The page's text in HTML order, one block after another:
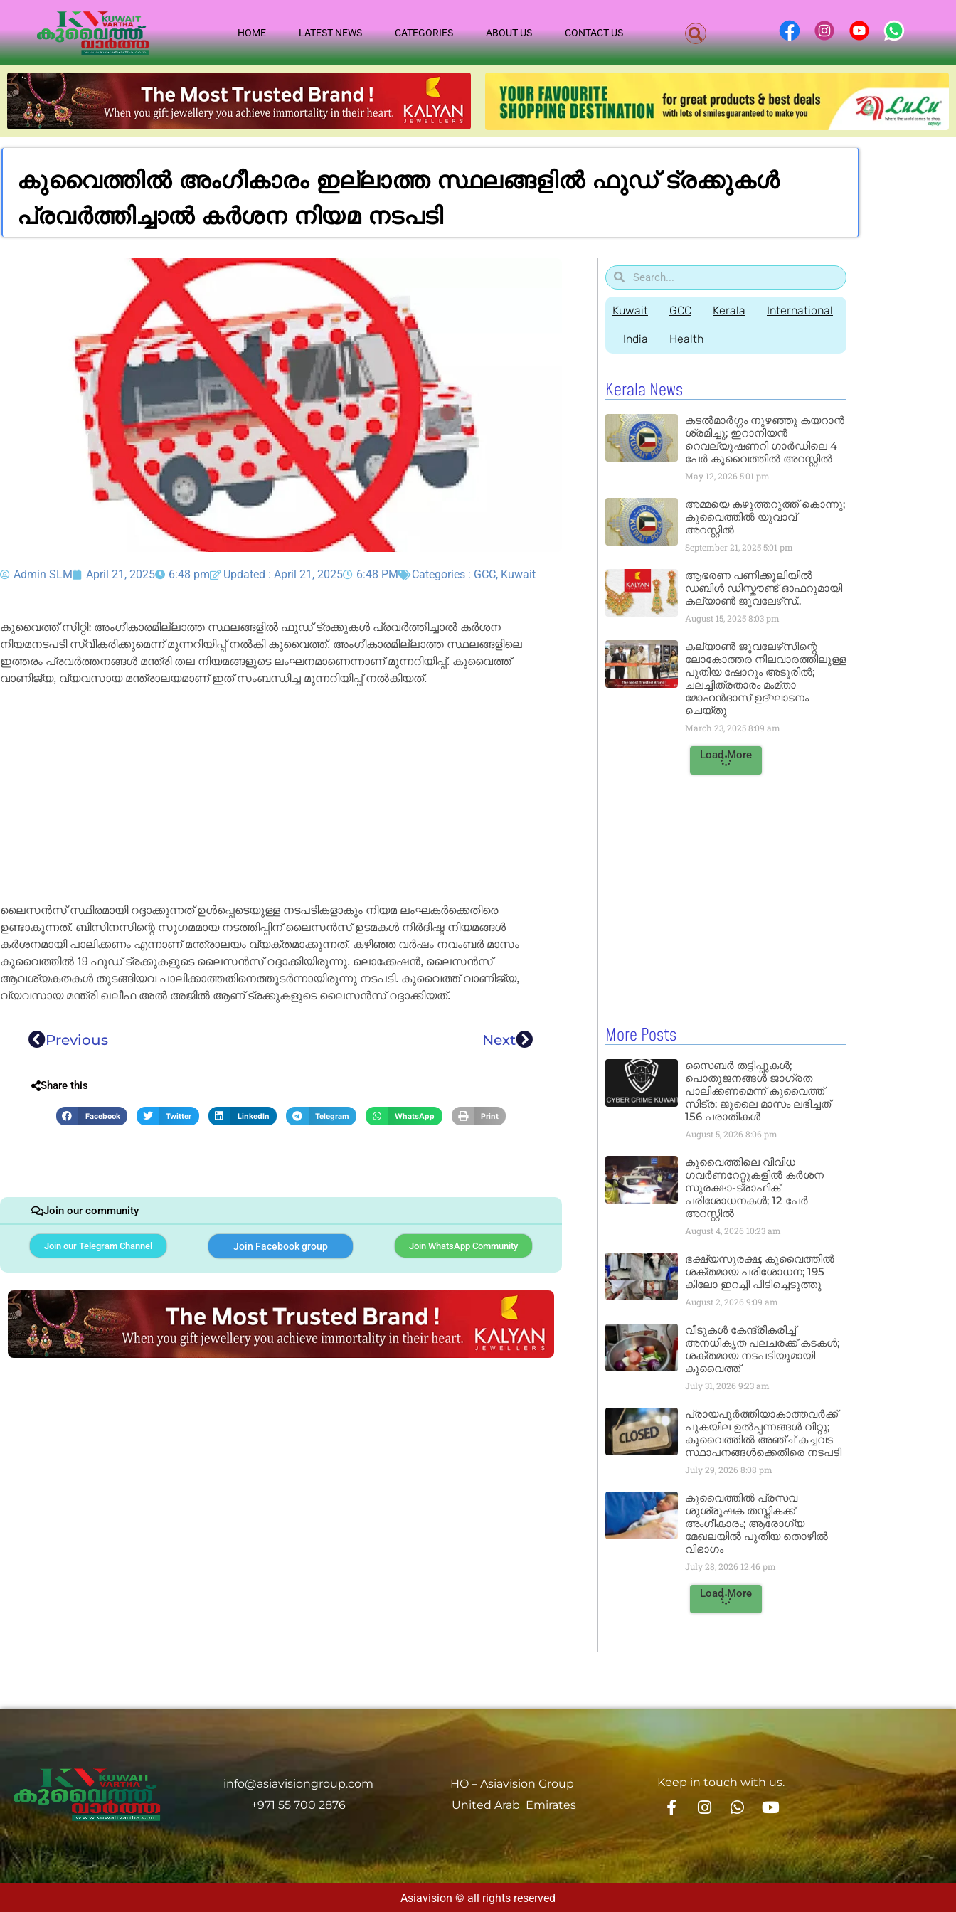
HOME LATEST NEWS CATEGORIES ABOUT US CONTACT US
കുവൈത്തിൽ അംഗീകാരം ഇല്ലാത്ത സ്ഥലങ്ങളിൽ ഫുഡ് ട്രക്കുകൾ
പ്രവർത്തിച്ചാൽ കർശന നിയമ നടപടി
Admin SLM April 21, 2025 6:48 pm Updated : April 21, 2025 6:48 PM Categories : GCC, Kuwait
കുവൈത്ത് സിറ്റി: അംഗീകാരമില്ലാത്ത സ്ഥലങ്ങളിൽ ഫുഡ്‌ ട്രക്കുകൾ പ്രവർത്തിച്ചാൽ കർശന
നിയമനടപടി സ്വീകരിക്കുമെന്ന് മുന്നറിയിപ്പ് നൽകി കുവൈത്ത്. അംഗീകാരമില്ലാത്ത സ്ഥലങ്ങളിലെ
ഇത്തരം പ്രവർത്തനങ്ങൾ മന്ത്രി തല നിയമങ്ങളുടെ ലംഘനമാണെന്നാണ് മുന്നറിയിപ്പ്. കുവൈത്ത്
വാണിജ്യ, വ്യവസായ മന്ത്രാലയമാണ് ഇത് സംബന്ധിച്ച മുന്നറിയിപ്പ് നൽകിയത്.
ലൈസൻസ് സ്ഥിരമായി റദ്ദാക്കുന്നത് ഉൾപ്പെടെയുള്ള നടപടികളാകും നിയമ ലംഘകർക്കെതിരെ
ഉണ്ടാകുന്നത്. ബിസിനസിന്റെ സുഗമമായ നടത്തിപ്പിന് ലൈസൻസ് ഉടമകൾ നിർദിഷ്ട നിയമങ്ങൾ
കർശനമായി പാലിക്കണം എന്നാണ് മന്ത്രാലയം വ്യക്തമാക്കുന്നത്. കഴിഞ്ഞ വർഷം നവംബർ മാസം
കുവൈത്തിൽ 19 ഫുഡ് ട്രക്കുകളുടെ ലൈസൻസ് റദ്ദാക്കിയിരുന്നു. ലൊക്കേഷൻ, ലൈസൻസ്
ആവശ്യകതകൾ തുടങ്ങിയവ പാലിക്കാത്തതിനെത്തുടർന്നായിരുന്നു നടപടി. കുവൈത്ത് വാണിജ്യ,
വ്യവസായ മന്ത്രി ഖലീഫ അൽ അജിൽ ആണ് ട്രക്കുകളുടെ ലൈസൻസ് റദ്ദാക്കിയത്.
Previous Next
Share this
Facebook Twitter LinkedIn Telegram WhatsApp Print
Join our community
Join our Telegram Channel Join Facebook group Join WhatsApp Community
Kuwait GCC Kerala International
India Health
Kerala News
കടൽമാർഗ്ഗം നുഴഞ്ഞു കയറാൻ
ശ്രമിച്ചു; ഇറാനിയൻ
റെവല്യൂഷണറി ഗാർഡിലെ 4
പേർ കുവൈത്തിൽ അറസ്റ്റിൽ
May 12, 2026 5:01 pm
അമ്മയെ കഴുത്തറുത്ത് കൊന്നു;
കുവൈത്തിൽ യുവാവ്
അറസ്റ്റിൽ
September 21, 20255:01 pm
ആഭരണ പണിക്കൂലിയിൽ
ഡബിൾ ഡിസ്കൗണ്ട് ഓഫറുമായി
കല്യാൺ ജൂവലേഴ്‌സ്..
August 15, 20258:03 pm
കല്യാൺ ജൂവലേഴ്‌സിന്റെ
ലോകോത്തര നിലവാരത്തിലുള്ള
പുതിയ ഷോറൂം അടൂരിൽ;
ചലച്ചിത്രതാരം മംമ്താ
മോഹൻദാസ് ഉദ്ഘാടനം
ചെയ്‌തു
March 23, 20258:09 am
Load More
More Posts
സൈബർ തട്ടിപ്പുകൾ;
പൊതുജനങ്ങൾ ജാഗ്രത
പാലിക്കണമെന്ന് കുവൈത്ത്
സിട്ര: ജൂലൈ മാസം ലഭിച്ചത്
156 പരാതികൾ
August 5, 2026 8:06 pm
കുവൈത്തിലെ വിവിധ
ഗവർണറേറ്റുകളിൽ കർശന
സുരക്ഷാ-ട്രാഫിക്
പരിശോധനകൾ; 12 പേർ
അറസ്റ്റിൽ
August 4, 2026 10:23 am
ഭക്ഷ്യസുരക്ഷ; കുവൈത്തിൽ
ശക്തമായ പരിശോധന; 195
കിലോ ഇറച്ചി പിടിച്ചെടുത്തു
August 2, 2026 9:09 am
വീടുകൾ കേന്ദ്രീകരിച്ച്
അനധികൃത പലചരക്ക് കടകൾ;
ശക്തമായ നടപടിയുമായി
കുവൈത്ത്
July 31, 2026 9:23 am
പ്രായപൂർത്തിയാകാത്തവർക്ക്
പുകയില ഉൽപ്പന്നങ്ങൾ വിറ്റു;
കുവൈത്തിൽ അഞ്ച് കച്ചവട
സ്ഥാപനങ്ങൾക്കെതിരെ നടപടി
July 29, 2026 8:08 pm
കുവൈത്തിൽ പ്രസവ
ശുശ്രൂഷക തസ്തികക്ക്
അംഗീകാരം; ആരോഗ്യ
മേഖലയിൽ പുതിയ തൊഴിൽ
വിഭാഗം
July 28, 2026 12:46 pm
Load More
info@asiavisiongroup.com
+971 55 700 2876
HO – Asiavision Group
United Arab Emirates
Keep in touch with us.
Asiavision © all rights reserved